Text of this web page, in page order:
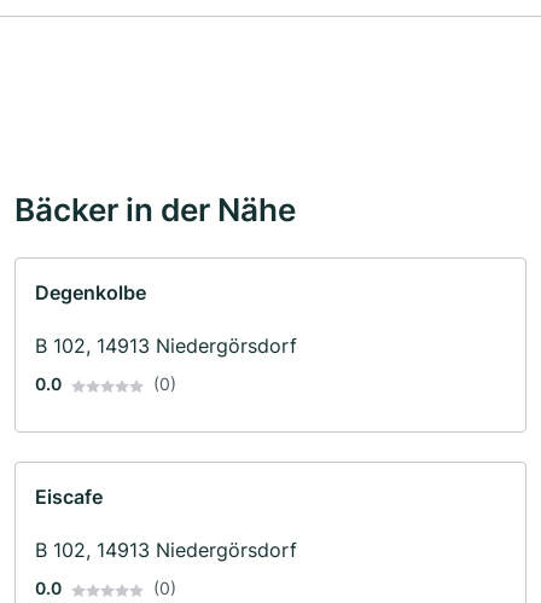
Bäcker in der Nähe
Degenkolbe
B 102, 14913 Niedergörsdorf
0.0 (0)
Eiscafe
B 102, 14913 Niedergörsdorf
0.0 (0)